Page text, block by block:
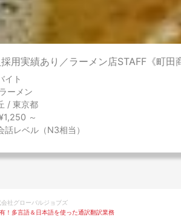
採用実績あり／ラーメン店STAFF《町
イト
ーメン
/ 東京都
～
話レベル（N3相当）
会社グローバルジョブズ
！多言語＆日本語を使った通訳翻訳業務